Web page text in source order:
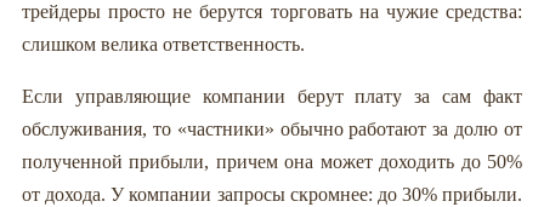
трейдеры просто не берутся торговать на чужие средства:
слишком велика ответственность.
Если управляющие компании берут плату за сам факт
обслуживания, то «частники» обычно работают за долю от
полученной прибыли, причем она может доходить до 50%
от дохода. У компании запросы скромнее: до 30% прибыли.